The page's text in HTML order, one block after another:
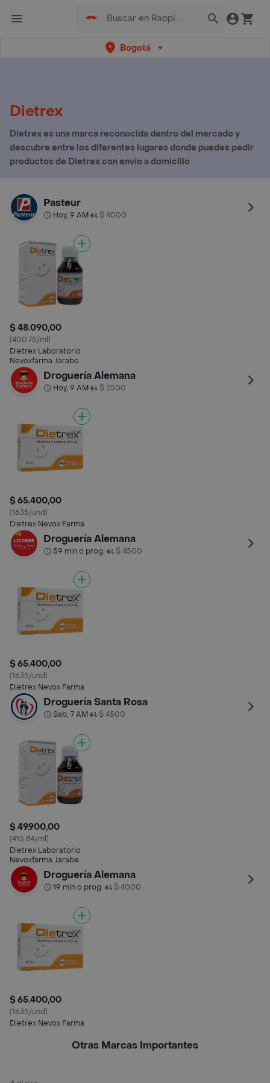
Bogotá
Dietrex
Dietrex es una marca reconocida dentro del mercado y
descubre entre los diferentes lugares donde puedes pedir
productos de Dietrex con envío a domicilio
Pasteur
Hoy, 9 AM• $ 4000
$ 48.090,00
(400.75/ml)
Dietrex Laboratorio
Nevoxfarma Jarabe
Droguería Alemana
Hoy, 9 AM• $ 2500
$ 65.400,00
(1635/und)
Dietrex Nevox Farma
Droguería Alemana
59 min o prog.• $ 4500
$ 65.400,00
(1635/und)
Dietrex Nevox Farma
Droguería Santa Rosa
Sab, 7 AM• $ 4500
$ 49.900,00
(415.84/ml)
Dietrex Laboratorio
Nevoxfarma Jarabe
Droguería Alemana
19 min o prog.• $ 4000
$ 65.400,00
(1635/und)
Dietrex Nevox Farma
Otras Marcas Importantes